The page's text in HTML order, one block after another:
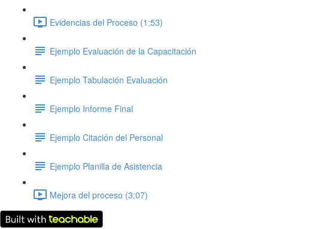
Evidencias del Proceso (1:53)
Ejemplo Evaluación de la Capacitación
Ejemplo Tabulación Evaluación
Ejemplo Informe Final
Ejemplo Citación del Personal
Ejemplo Planilla de Asistencia
Mejora del proceso (3:07)